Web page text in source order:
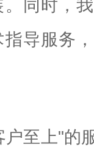
同时，
导服务
户至上"的